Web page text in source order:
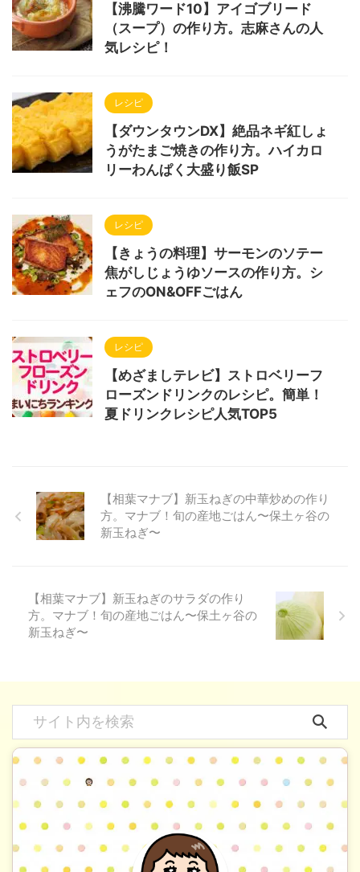
【沸騰ワード10】アイゴブリード
（スープ）の作り方。志麻さんの人
気レシピ！
レシピ
【ダウンタウンDX】絶品ネギ紅しょ
うがたまご焼きの作り方。ハイカロ
リーわんぱく大盛り飯SP
レシピ
【きょうの料理】サーモンのソテー
焦がしじょうゆソースの作り方。シ
ェフのON&OFFごはん
レシピ
【めざましテレビ】ストロベリーフ
ローズンドリンクのレシピ。簡単！
夏ドリンクレシピ人気TOP5
【相葉マナブ】新玉ねぎの中華炒めの作り
方。マナブ！旬の産地ごはん〜保土ヶ谷の
新玉ねぎ〜
【相葉マナブ】新玉ねぎのサラダの作り
方。マナブ！旬の産地ごはん〜保土ヶ谷の
新玉ねぎ〜